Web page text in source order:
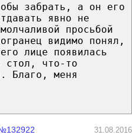
забрать, а он его
явно не
просьбой
видимо понял,
лице появилась
стол, что-то
Благо, меня
31.08.2016